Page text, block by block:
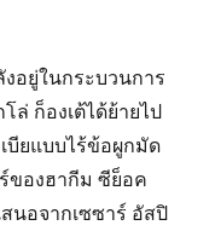
อยู่ในกระบวนการ
ล่ ก็องเต้ได้ย้ายไป
ยแบบไร้ข้อผูกมัด
ของฮากีม ซีย็อค
นอจากเซซาร์ อัสปิ